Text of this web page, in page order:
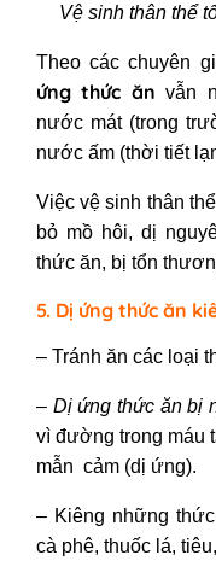
Vệ sinh thân thể
Theo các chuyên
ứng thức ăn vẫn
nước mát (trong
nước ấm (thời tiết
Việc vệ sinh thân
bỏ mồ hôi, dị
thức ăn, bị tổn
5. Dị ứng thức ăn
– Tránh ăn các loại
– Dị ứng thức ăn bị
vì đường trong máu
mẫn cảm (dị ứng).
– Kiêng những
cà phê, thuốc lá,